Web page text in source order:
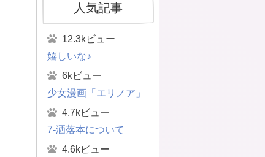
人気記事
12.3kビュー
嬉しいな♪
6kビュー
少女漫画「エリノア」
4.7kビュー
7-洒落本について
4.6kビュー